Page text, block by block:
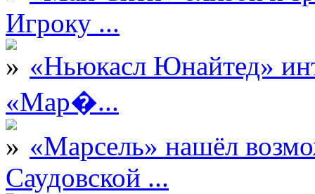
Игроку ...
«Ньюкасл Юнайтед»
«Мар�...
«Марсель» нашёл
Саудовской ...